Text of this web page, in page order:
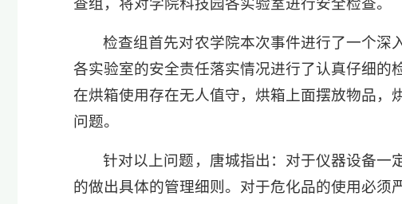
查组，将对学院科技园各实验室进行安全检查。
检查组首先对农学院本次事件进行了一个深
各实验室的安全责任落实情况进行了认真仔细的
在烘箱使用存在无人值守，烘箱上面摆放物品
问题。
针对以上问题，唐城指出：对于仪器设备一
的做出具体的管理细则。对于危化品的使用必